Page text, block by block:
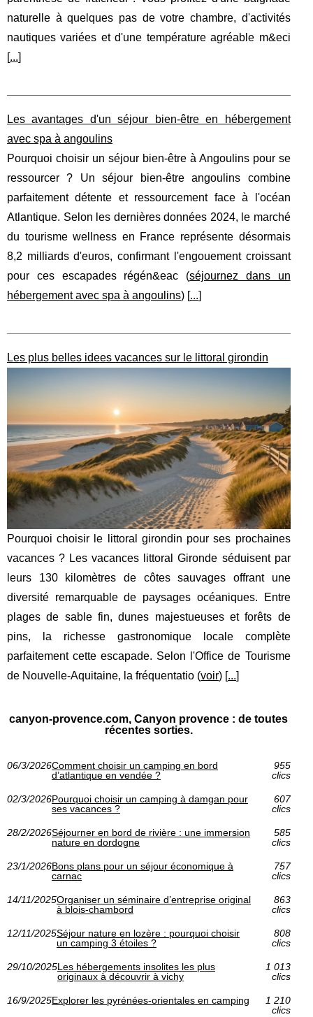
naturelle à quelques pas de votre chambre, d'activités
nautiques variées et d'une température agréable m&eci
[...]
Les avantages d'un séjour bien-être en hébergement
avec spa à angoulins
Pourquoi choisir un séjour bien-être à Angoulins pour se
ressourcer ? Un séjour bien-être angoulins combine
parfaitement détente et ressourcement face à l'océan
Atlantique. Selon les dernières données 2024, le marché
du tourisme wellness en France représente désormais
8,2 milliards d'euros, confirmant l'engouement croissant
pour ces escapades régén&eac (séjournez dans un
hébergement avec spa à angoulins) [...]
Les plus belles idees vacances sur le littoral girondin
Pourquoi choisir le littoral girondin pour ses prochaines
vacances ? Les vacances littoral Gironde séduisent par
leurs 130 kilomètres de côtes sauvages offrant une
diversité remarquable de paysages océaniques. Entre
plages de sable fin, dunes majestueuses et forêts de
pins, la richesse gastronomique locale complète
parfaitement cette escapade. Selon l'Office de Tourisme
de Nouvelle-Aquitaine, la fréquentatio (voir) [...]
canyon-provence.com, Canyon provence : de toutes
récentes sorties.
06/3/2026Comment choisir un camping en bord
d’atlantique en vendée ?
955
clics
02/3/2026Pourquoi choisir un camping à damgan pour
ses vacances ?
607
clics
28/2/2026Séjourner en bord de rivière : une immersion
nature en dordogne
585
clics
23/1/2026Bons plans pour un séjour économique à
carnac
757
clics
14/11/2025Organiser un séminaire d’entreprise original
à blois-chambord
863
clics
12/11/2025Séjour nature en lozère : pourquoi choisir
un camping 3 étoiles ?
808
clics
29/10/2025Les hébergements insolites les plus
originaux à découvrir à vichy
1 013
clics
16/9/2025Explorer les pyrénées-orientales en camping
1 210
clics